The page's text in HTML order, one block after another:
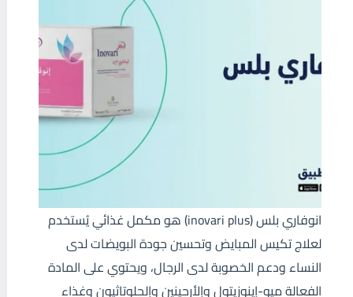
انوفاري بلس (inovari plus) هو مكمل غذائي يُستخدم
لعلاج تكيس المبايض وتحسين جودة البويضات لدى
النساء ودعم الخصوبة لدى الرجال، ويحتوي على المادة
الفعالة ميو-إينوزيتول وإلأرجينين وإلجلوتاثيون وغذاء